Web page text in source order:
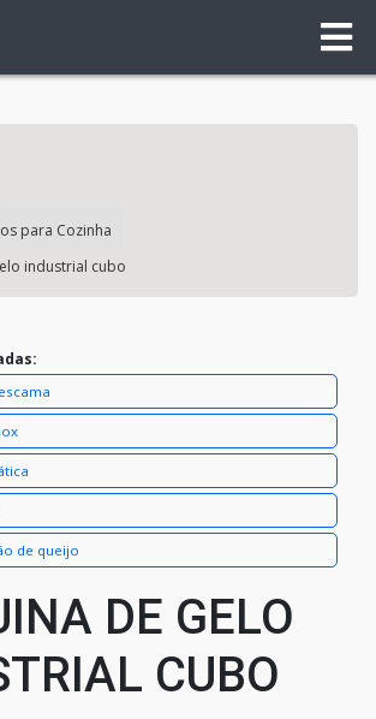
para Cozinha
industrial cubo
de queijo
DE GELO
CUBO